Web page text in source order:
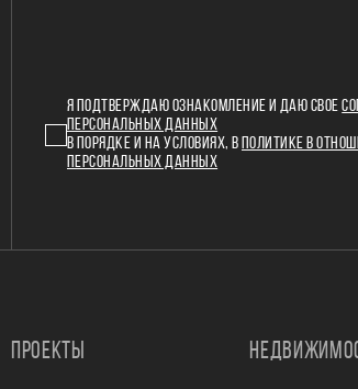
Я ПОДТВЕРЖДАЮ ОЗНАКОМЛЕНИЕ И ДАЮ СВОЕ
ПЕРСОНАЛЬНЫХ ДАННЫХ
В ПОРЯДКЕ И НА УСЛОВИЯХ, В
ПОЛИТИКЕ В
ПЕРСОНАЛЬНЫХ ДАННЫХ
ПРОЕКТЫ